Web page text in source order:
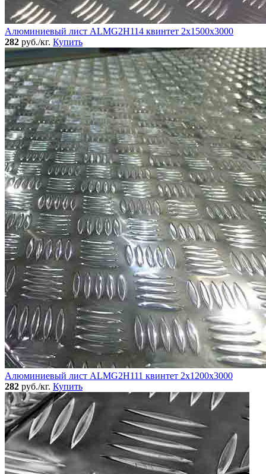
Алюминиевый лист ALMG2H114 квинтет 2х1500х3000
282 руб./кг. Купить
Алюминиевый лист ALMG2Н111 квинтет 2х1200х3000
282 руб./кг. Купить